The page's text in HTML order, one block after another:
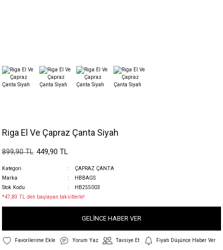
Riga El Ve Çapraz Çanta Siyah
899,90 TL 449,90 TL
Kategori
ÇAPRAZ ÇANTA
Marka
HBBAGS
Stok Kodu
HB255003
*47,83 TL den başlayan taksitlerle!
GELİNCE HABER VER
Yorum Yaz Tavsiye Et Fiyatı Düşünce Haber Ver